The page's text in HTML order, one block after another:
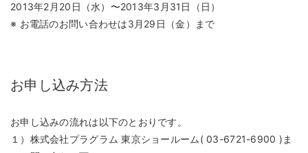
2013年2月20日（水）〜2013年3月31日（日）
※ お電話のお問い合わせは3月29日（金）まで
お申し込み方法
お申し込みの流れは以下のとおりです。
１）株式会社プラグラム 東京ショールーム( 03-6721-6900 )ま